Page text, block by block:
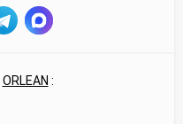
ORLEAN :